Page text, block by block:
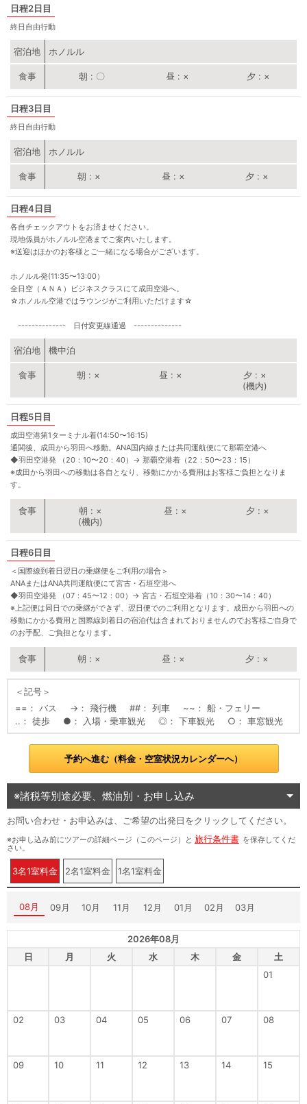
2日目
終日自由行動
宿泊地 ホノルル
朝 〇 昼 × 夕 ×
3日目
終日自由行動
宿泊地 ホノルル
朝 × 昼 × 夕 ×
4日目
各自チェックアウトをお済ませください。
現地係員がホノルル空港までご案内いたします。
※送迎はほかのお客様とご一緒になる場合がございます。
ホノルル発(11:35〜13:00）
全日空（ＡＮＡ）ビジネスクラスにて成田空港へ。
☆ホノルル空港ではラウンジがご利用いただけます☆
-------------- 日付変更線通過 --------------
宿泊地 機中泊
朝 × 昼 × 夕
×
(機内)
5日目
成田空港第1ターミナル着(14:50〜16:15)
通関後、成田から羽田へ移動。ANA国内線または共同運航便にて那覇空港へ
◆羽田空港発 （20：10〜20：40） → 那覇空港着（22：50〜23：15）
※成田から羽田への移動は各自となり、移動にかかる費用はお客様ご負担となりま
す。
朝
×
(機内)
昼 × 夕 ×
6日目
＜国際線到着日翌日の乗継便をご利用の場合＞
ANAまたはANA共同運航便にて宮古・石垣空港へ
◆羽田空港発 （07：45〜12：00） → 宮古・石垣空港着（10：30〜14：40）
※上記便は同日での乗継ができず、翌日便でのご利用となります。成田から羽田への
移動にかかる費用と国際線到着日の宿泊代は含まれておりませんのでお客様ご自身で
のお手配、ご負担となります。
朝 × 昼 × 夕 ×
＜記号＞
==
バス → 飛行機 ## 列車 ~~
船・フェリー
..
徒歩 ● 入場・乗車観光 ◎ 下車観光 ○ 車窓観光
予約へ進む（料金・空室状況カレンダーへ）
※諸税等別途必要、燃油別・お申し込み
お問い合わせ・お申込みは、ご希望の出発日をクリックしてください。
※お申し込み前にツアーの詳細ページ（このページ）と 旅行条件書 を保存してくだ
さい。
3名1室料金 2名1室料金 1名1室料金
08月 09月 10月 11月 12月 01月 02月 03月
2026年08月
日
月 火 水 木 金
土
01
02 03 04 05 06 07 08
09 10 11 12 13 14 15